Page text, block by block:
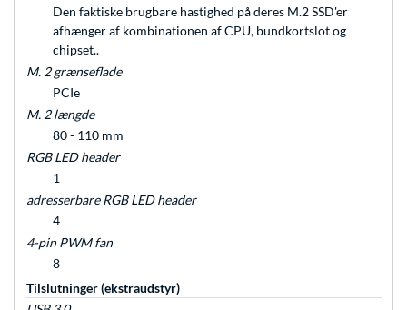
Den faktiske brugbare hastighed på deres M.2 SSD'er
afhænger af kombinationen af CPU, bundkortslot og
chipset..
M. 2 grænseflade
PCIe
M. 2 længde
80 - 110 mm
RGB LED header
1
adresserbare RGB LED header
4
4-pin PWM fan
8
Tilslutninger (ekstraudstyr)